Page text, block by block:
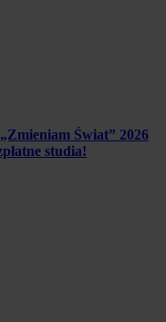
Świat” 2026
studia!